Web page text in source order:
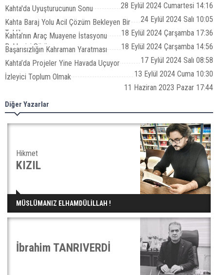
28 Eylül 2024 Cumartesi 14:16
Kahta'da Uyuşturucunun Sonu
24 Eylül 2024 Salı 10:05
Kahta Baraj Yolu Acil Çözüm Bekleyen Bir
Tehlike
18 Eylül 2024 Çarşamba 17:36
Kahta’nın Araç Muayene İstasyonu
Bekleyişi Sürüyor
18 Eylül 2024 Çarşamba 14:56
Başarısızlığın Kahraman Yaratması
17 Eylül 2024 Salı 08:58
Kahta’da Projeler Yine Havada Uçuyor
13 Eylül 2024 Cuma 10:30
İzleyici Toplum Olmak
11 Haziran 2023 Pazar 17:44
Diğer Yazarlar
Hikmet
KIZIL
MÜSLÜMANIZ ELHAMDÜLİLLAH !
İbrahim TANRIVERDİ